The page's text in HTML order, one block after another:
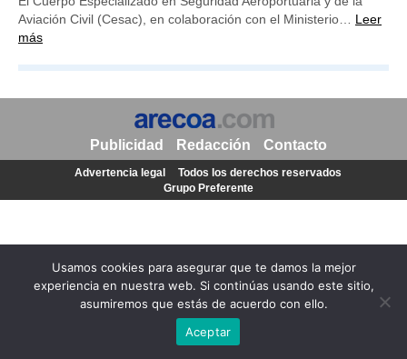
Aviación Civil (Cesac), en colaboración con el Ministerio… Leer
más
Usamos cookies para asegurar que te damos la mejor
experiencia en nuestra web. Si continúas usando este sitio,
asumiremos que estás de acuerdo con ello.
Aceptar
Publicidad Redacción Contacto
Advertencia legal
Todos los derechos reservados
Grupo Preferente